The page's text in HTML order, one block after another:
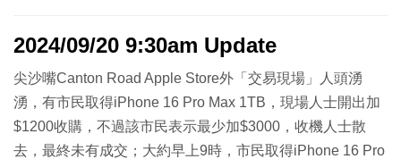
2024/09/20 9:30am Update
尖沙嘴Canton Road Apple Store外「交易現場」人頭湧
湧，有市民取得iPhone 16 Pro Max 1TB，現場人士開出加
$1200收購，不過該市民表示最少加$3000，收機人士散
去，最終未有成交；大約早上9時，市民取得iPhone 16 Pro